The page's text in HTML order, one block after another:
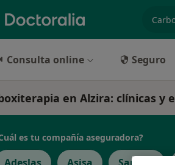
Consulta online Seguro
en Alzira: clínicas y
es tu compañía aseguradora?